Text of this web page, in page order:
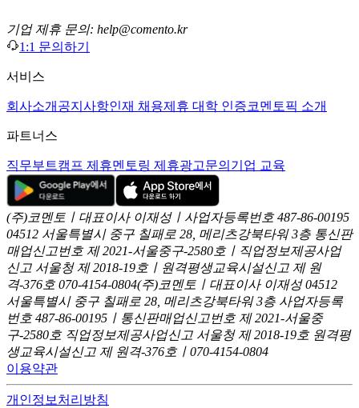
기업 제휴 문의: help@comento.kr
1:1 문의하기
서비스
회사소개 공지사항인재 채용제휴 대학 인증코멘토픽 소개
파트너스
직무부트캠프 제휴멘토링 제휴광고문의 기업 교육
(주)코멘토ㅣ대표이사 이재성ㅣ사업자등록번호 487-86-00195
04512 서울특별시 중구 칠패로 28, 메리츠강북타워 3층 통신판
매업신고번호 제 2021-서울중구-2580호ㅣ직업정보제공사업
신고 서울청 제 2018-19호ㅣ원격평생교육시설신고 제 원
격-376호 070-4154-0804(주)코멘토ㅣ대표이사 이재성 04512
서울특별시 중구 칠패로 28, 메리츠강북타워 3층 사업자등록
번호 487-86-00195ㅣ통신판매업신고번호 제 2021-서울중
구-2580호 직업정보제공사업신고 서울청 제 2018-19호 원격평
생교육시설신고 제 원격-376호ㅣ070-4154-0804
이용약관
개인정보처리방침